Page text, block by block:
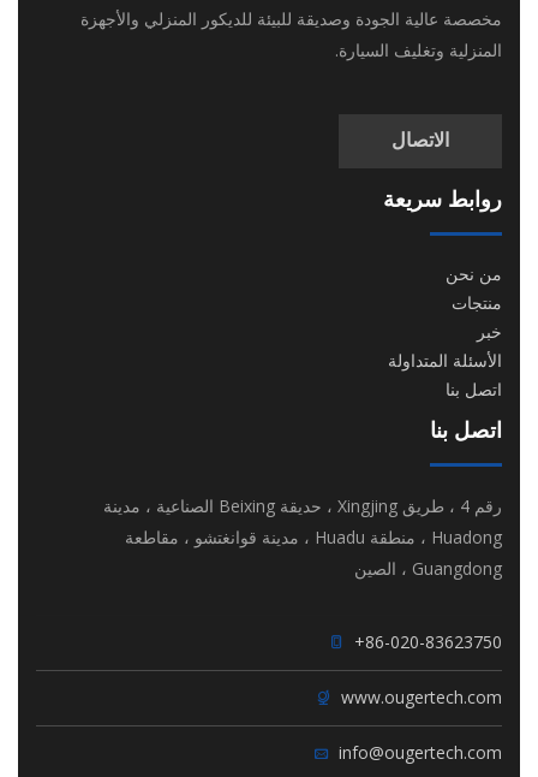
مخصصة عالية الجودة وصديقة للبيئة للديكور المنزلي والأجهزة
المنزلية وتغليف السيارة.
الاتصال
روابط سريعة
من نحن
منتجات
خبر
الأسئلة المتداولة
اتصل بنا
اتصل بنا
رقم 4 ، طريق Xingjing ، حديقة Beixing الصناعية ، مدينة
Huadong ، منطقة Huadu ، مدينة قوانغتشو ، مقاطعة
Guangdong ، الصين
+86-020-83623750
www.ougertech.com
info@ougertech.com